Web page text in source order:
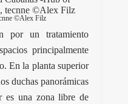
©Alex Filz
por un tratamiento
principalmente
En la planta superior
duchas panorámicas
es una zona libre de